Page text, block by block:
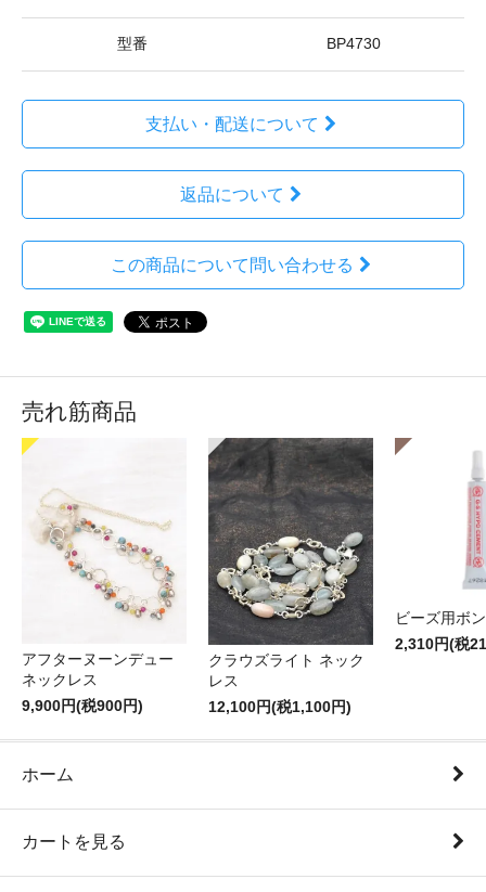
型番 BP4730
支払い・配送について
返品について
この商品について問い合わせる
売れ筋商品
アフターヌーンデュー
ネックレス
9,900円(税900円)
クラウズライト ネック
レス
12,100円(税1,100円)
ビーズ用ボ
2,310円(税
ホーム
カートを見る